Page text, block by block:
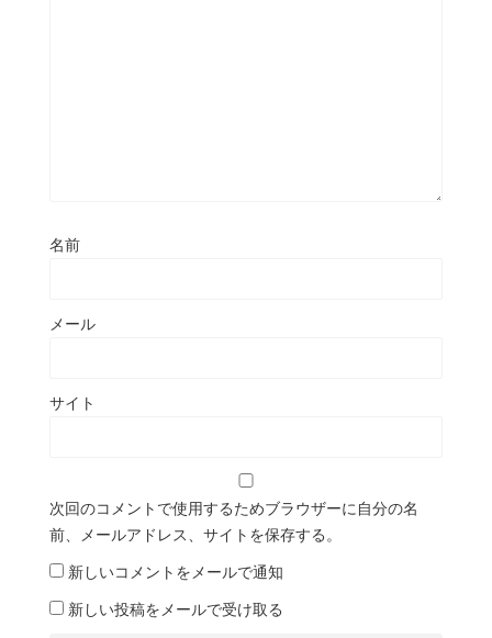
名前
メール
サイト
次回のコメントで使用するためブラウザーに自分の名
前、メールアドレス、サイトを保存する。
新しいコメントをメールで通知
新しい投稿をメールで受け取る